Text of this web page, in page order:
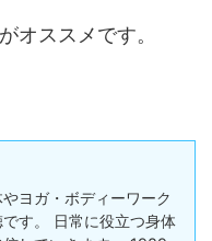
オススメです。
ヨガ・ボディーワーク
す。 日常に役立つ身体